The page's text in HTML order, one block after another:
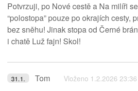
Potvrzuji, po Nové cestě a Na milíři
“polostopa” pouze po okrajích cesty,
bez sněhu! Jinak stopa od Černé
i chatě Luž fajn! Skol!
31.1. Tom Vloženo 1.2.2026 23:36